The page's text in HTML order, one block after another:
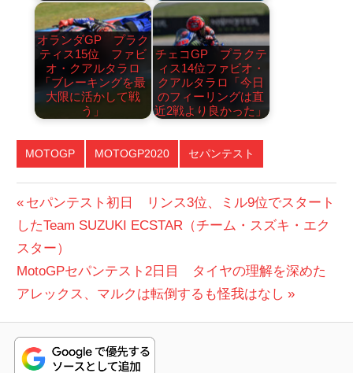
オランダGP プラク
ティス15位 ファビ
オ・クアルタラロ
「ブレーキングを最
大限に活かして戦
う」
チェコGP プラクテ
ィス14位ファビオ・
クアルタラロ「今日
のフィーリングは直
近2戦より良かった」
MOTOGP MOTOGP2020 セパンテスト
投
稿
ナ
ビ
ゲ
ー
前
の
投
稿:
セパンテスト初日 リンス3位、ミル9位でスタート
したTeam SUZUKI ECSTAR（チーム・スズキ・エク
スター）
次
の
稿:
MotoGPセパンテスト2日目 タイヤの理解を深めた
アレックス、マルクは転倒するも怪我はなし